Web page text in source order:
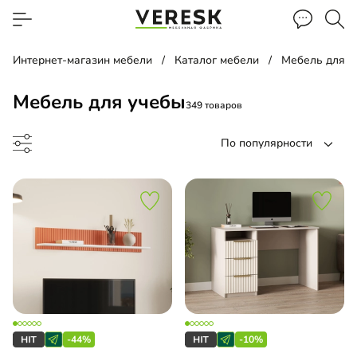
Интернет-магазин мебели Каталог мебели Мебель для
Мебель для учебы349 товаров
По популярности
стол-44% -10%